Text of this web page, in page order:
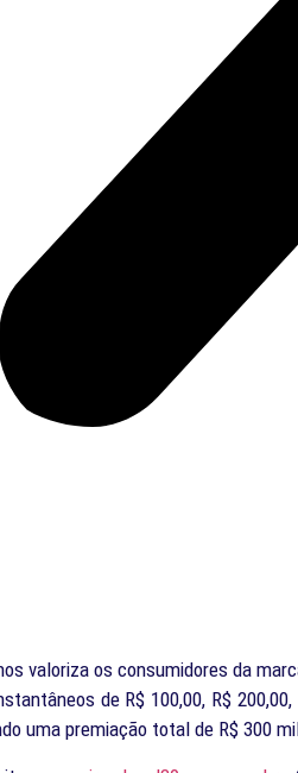
valoriza os consumidores da
de R$ 100,00, R$
uma premiação total de R$ 300